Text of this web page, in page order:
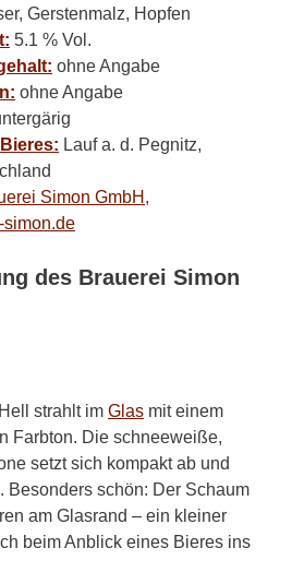
Gerstenmalz, Hopfen
5.1 % Vol.
ohne Angabe
ohne Angabe
Lauf a. d. Pegnitz,
Simon GmbH ,
simon.de
des Brauerei Simon
strahlt im Glas mit einem
Farbton. Die schneeweiße,
setzt sich kompakt ab und
Besonders schön: Der Schaum
am Glasrand – ein kleiner
beim Anblick eines Bieres ins